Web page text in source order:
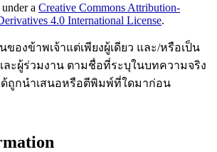
a Creative Commons Attribution-
4.0 International License.
องข้าพเจ้าแต่เพียงผู้เดียว และ/หรือเป็น
ละผู้ร่วมงาน ตามชื่อที่ระบุในบทความจริง
ด้ถูกนำเสนอหรือตีพิมพ์ที่ใดมาก่อน